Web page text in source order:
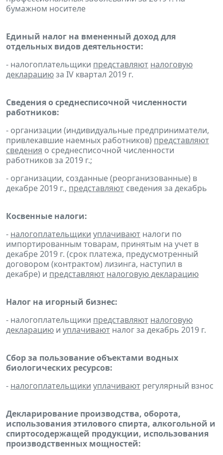
бумажном носителе
Единый налог на вмененный доход для
отдельных видов деятельности:
- налогоплательщики представляют налоговую
декларациюза IV квартал 2019 г.
Сведения о среднесписочной численности
работников:
- организации (индивидуальные предприниматели,
привлекавшие наемных работников) представляют
сведения о среднесписочной численности
работников за 2019 г.;
- организации, созданные (реорганизованные) в
декабре 2019 г., представляют сведения за декабрь
Косвенные налоги:
- налогоплательщики уплачивают налоги по
импортированным товарам, принятым на учет в
декабре 2019 г. (срок платежа, предусмотренный
договором (контрактом) лизинга, наступил в
декабре) и представляют налоговую декларацию
Налог на игорный бизнес:
- налогоплательщики представляют налоговую
декларацию и уплачивают налог за декабрь 2019 г.
Сбор за пользование объектами водных
биологических ресурсов:
- налогоплательщики уплачивают регулярный взнос
Декларирование производства, оборота,
использования этилового спирта, алкогольной и
спиртосодержащей продукции, использования
производственных мощностей: